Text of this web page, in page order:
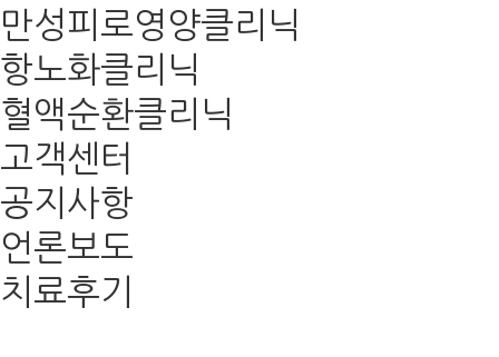
만성피로영양클리닉
항노화클리닉
혈액순환클리닉
고객센터
공지사항
언론보도
치료후기